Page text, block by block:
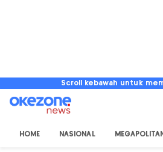
Scroll kebawah untuk
HOME NASIONAL MEGAPOLITAN